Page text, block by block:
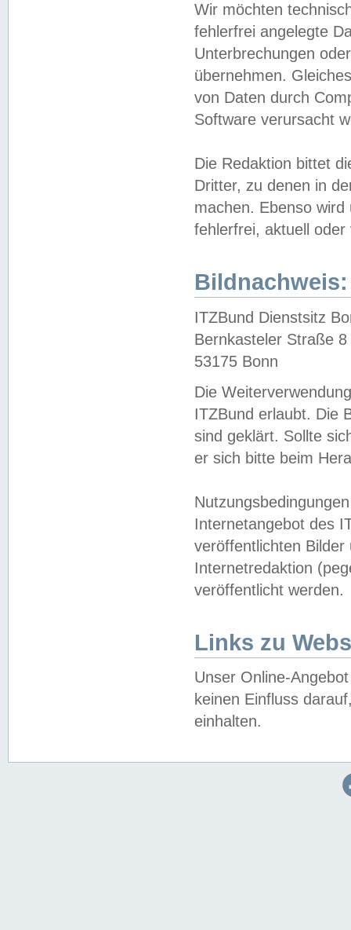
Wir möchten
fehlerfrei angelegte
Unterbrechungen
übernehmen.
von Daten durch
Software verursacht
Die Redaktion bittet
Dritter, zu denen in
machen. Ebenso
fehlerfrei, aktuell oder
Bildnachweis:
ITZBund Dienstsitz
Bernkasteler Straße 8
53175 Bonn
Die
ITZBund erlaubt. Die
sind geklärt. Sollte
er sich bitte beim
Internetangebot des
veröffentlichten
Internetredaktion
veröffentlicht werden.
Links zu
Unser Online-
keinen Einfluss
einhalten.